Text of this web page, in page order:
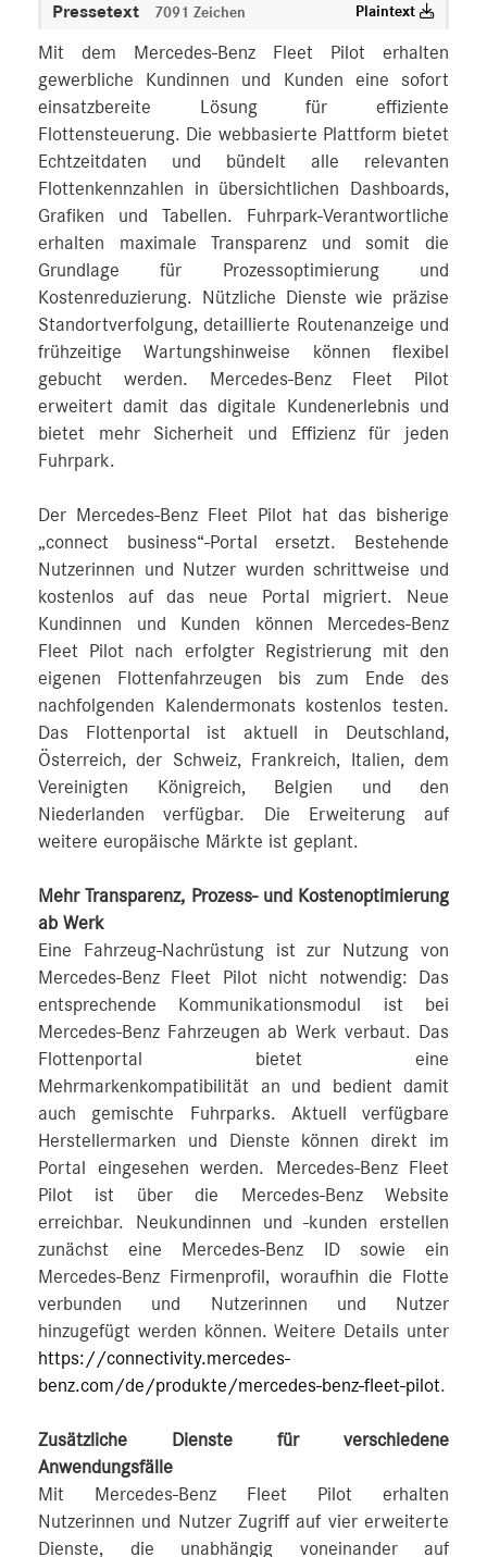
Pressetext 7091 Zeichen Plaintext
Mit dem Mercedes‑Benz Fleet Pilot erhalten
gewerbliche Kundinnen und Kunden eine sofort
einsatzbereite Lösung für effiziente
Flottensteuerung. Die webbasierte Plattform bietet
Echtzeitdaten und bündelt alle relevanten
Flottenkennzahlen in übersichtlichen Dashboards,
Grafiken und Tabellen. Fuhrpark-Verantwortliche
erhalten maximale Transparenz und somit die
Grundlage für Prozessoptimierung und
Kostenreduzierung. Nützliche Dienste wie präzise
Standortverfolgung, detaillierte Routenanzeige und
frühzeitige Wartungshinweise können flexibel
gebucht werden. Mercedes‑Benz Fleet Pilot
erweitert damit das digitale Kundenerlebnis und
bietet mehr Sicherheit und Effizienz für jeden
Fuhrpark.
Der Mercedes‑Benz Fleet Pilot hat das bisherige
„connect business“-Portal ersetzt. Bestehende
Nutzerinnen und Nutzer wurden schrittweise und
kostenlos auf das neue Portal migriert. Neue
Kundinnen und Kunden können Mercedes‑Benz
Fleet Pilot nach erfolgter Registrierung mit den
eigenen Flottenfahrzeugen bis zum Ende des
nachfolgenden Kalendermonats kostenlos testen.
Das Flottenportal ist aktuell in Deutschland,
Österreich, der Schweiz, Frankreich, Italien, dem
Vereinigten Königreich, Belgien und den
Niederlanden verfügbar. Die Erweiterung auf
weitere europäische Märkte ist geplant.
Mehr Transparenz, Prozess- und Kostenoptimierung
ab Werk
Eine Fahrzeug-Nachrüstung ist zur Nutzung von
Mercedes‑Benz Fleet Pilot nicht notwendig: Das
entsprechende Kommunikationsmodul ist bei
Mercedes‑Benz Fahrzeugen ab Werk verbaut. Das
Flottenportal bietet eine
Mehrmarkenkompatibilität an und bedient damit
auch gemischte Fuhrparks. Aktuell verfügbare
Herstellermarken und Dienste können direkt im
Portal eingesehen werden. Mercedes-Benz Fleet
Pilot ist über die Mercedes‑Benz Website
erreichbar. Neukundinnen und -kunden erstellen
zunächst eine Mercedes‑Benz ID sowie ein
Mercedes‑Benz Firmenprofil, woraufhin die Flotte
verbunden und Nutzerinnen und Nutzer
hinzugefügt werden können. Weitere Details unter
https://connectivity.mercedes-
benz.com/de/produkte/mercedes-benz-fleet-pilot.
Zusätzliche Dienste für verschiedene
Anwendungsfälle
Mit Mercedes‑Benz Fleet Pilot erhalten
Nutzerinnen und Nutzer Zugriff auf vier erweiterte
Dienste, die unabhängig voneinander auf